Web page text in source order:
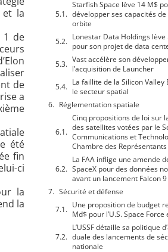
et la
1 de
de
a
été
fin
ci
la
la
Starfish Space lève 14 M$
développer ses capacités
orbite
Lonestar Data Holdings lève
pour son projet de data
Vast accélère son
l’acquisition de Launcher
La faillite de la Silicon Valley
le secteur spatial
Réglementation spatiale
Cinq propositions de loi sur
des satellites votées par le
Communications et
Chambre des Représentants
La FAA inflige une amende
SpaceX pour des données
avant un lancement Falcon 9
Sécurité et défense
Une proposition de budget
Md$ pour l’U.S. Space Force
L’USSF détaille sa politique
duale des lancements de
nationale